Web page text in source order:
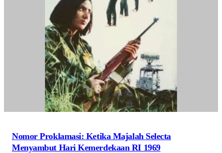
Nomor Proklamasi: Ketika Majalah Selecta
Menyambut Hari Kemerdekaan RI 1969